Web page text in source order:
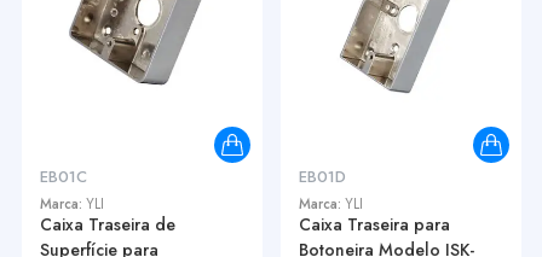
EB01C
Marca: YLI
Caixa Traseira de
Superfície para
EB01D
Marca: YLI
Caixa Traseira para
Botoneira Modelo ISK-